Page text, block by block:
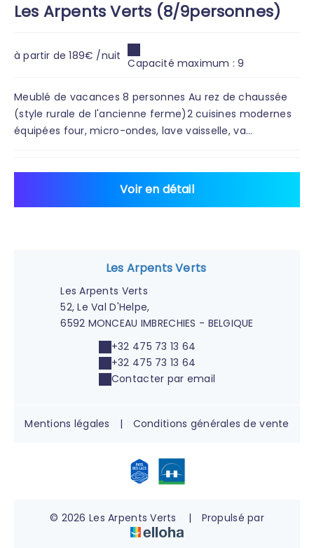
Les Arpents Verts (8/9personnes)
à partir de 189€ /nuit
Capacité maximum : 9
Meublé de vacances 8 personnes Au rez de chaussée
(style rurale de l'ancienne ferme)2 cuisines modernes
équipées four, micro-ondes, lave vaisselle, va...
Voir en détail
Les Arpents Verts
Les Arpents Verts
52, Le Val D'Helpe,
6592 MONCEAU IMBRECHIES - BELGIQUE
+32 475 73 13 64
+32 475 73 13 64
Contacter par email
Mentions légales | Conditions générales de vente
© 2026 Les Arpents Verts | Propulsé par